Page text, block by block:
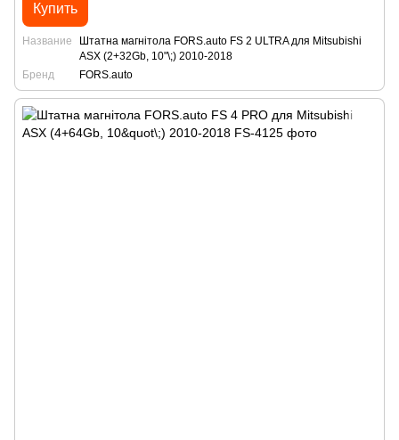
Купить
Название
Штатна магнітола FORS.auto FS 2 ULTRA для Mitsubishi
ASX (2+32Gb, 10"\;) 2010-2018
Бренд
FORS.auto